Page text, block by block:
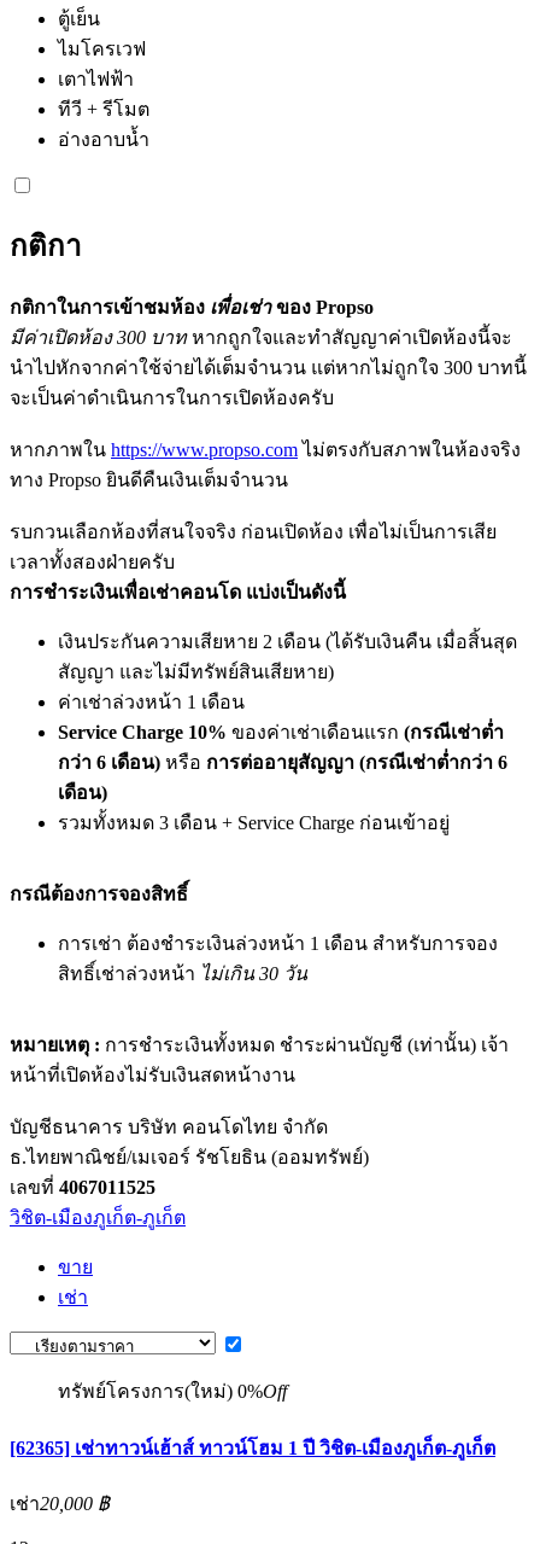
ตู้เย็น
ไมโครเวฟ
เตาไฟฟ้า
ทีวี + รีโมต
อ่างอาบน้ำ
กติกา
กติกาในการเข้าชมห้อง เพื่อเช่าของ Propso
มีค่าเปิดห้อง 300 บาทหากถูกใจและทำสัญญาค่าเปิดห้องนี้จะ
นำไปหักจากค่าใช้จ่ายได้เต็มจำนวน แต่หากไม่ถูกใจ 300 บาทนี้
จะเป็นค่าดำเนินการในการเปิดห้องครับ
หากภาพใน https://www.propso.com ไม่ตรงกับสภาพในห้องจริง
ทาง Propso ยินดีคืนเงินเต็มจำนวน
รบกวนเลือกห้องที่สนใจจริง ก่อนเปิดห้อง เพื่อไม่เป็นการเสีย
เวลาทั้งสองฝ่ายครับ
การชำระเงินเพื่อเช่าคอนโด แบ่งเป็นดังนี้
เงินประกันความเสียหาย 2 เดือน (ได้รับเงินคืน เมื่อสิ้นสุด
สัญญา และไม่มีทรัพย์สินเสียหาย)
ค่าเช่าล่วงหน้า 1 เดือน
Service Charge 10% ของค่าเช่าเดือนแรก (กรณีเช่าต่ำ
กว่า 6 เดือน) หรือ การต่ออายุสัญญา (กรณีเช่าต่ำกว่า 6
เดือน)
รวมทั้งหมด 3 เดือน + Service Charge ก่อนเข้าอยู่
กรณีต้องการจองสิทธิ์
การเช่า ต้องชำระเงินล่วงหน้า 1 เดือน สำหรับการจอง
สิทธิ์เช่าล่วงหน้า ไม่เกิน 30 วัน
หมายเหตุ : การชำระเงินทั้งหมด ชำระผ่านบัญชี (เท่านั้น) เจ้า
หน้าที่เปิดห้องไม่รับเงินสดหน้างาน
บัญชีธนาคาร บริษัท คอนโดไทย จำกัด
ธ.ไทยพาณิชย์/เมเจอร์ รัชโยธิน (ออมทรัพย์)
เลขที่ 4067011525
วิชิต-เมืองภูเก็ต-ภูเก็ต
ขาย
เช่า
ทรัพย์โครงการ(ใหม่) 0%Off
[62365] เช่าทาวน์เฮ้าส์ ทาวน์โฮม 1 ปี วิชิต-เมืองภูเก็ต-ภูเก็ต
เช่า20,000 ฿